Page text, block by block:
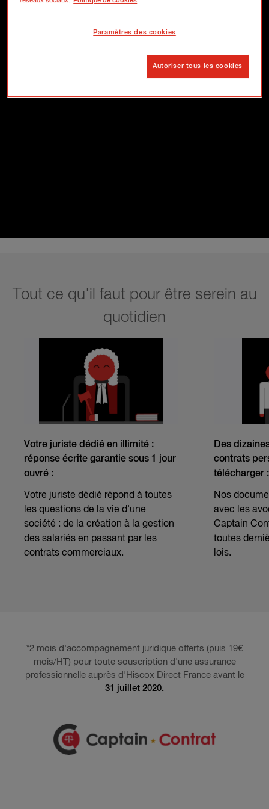
Tout ce qu'il faut pour être serein au
quotidien
Votre juriste dédié en illimité :
réponse écrite garantie sous 1 jour
ouvré :
Votre juriste dédié répond à toutes
les questions de la vie d'une
société : de la création à la gestion
des salariés en passant par les
contrats commerciaux.
Des
contrats
télécharger :
Nos
avec les
Captain
toutes
lois.
*2 mois d'accompagnement juridique offerts (puis 19€
mois/HT) pour toute souscription d'une assurance
professionnelle auprès d'Hiscox Direct France avant le
31 juillet 2020.
Paramètres des cookies
Autoriser tous les cookies